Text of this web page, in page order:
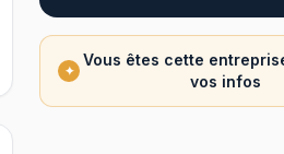
✦
Vous êtes cette
vos infos